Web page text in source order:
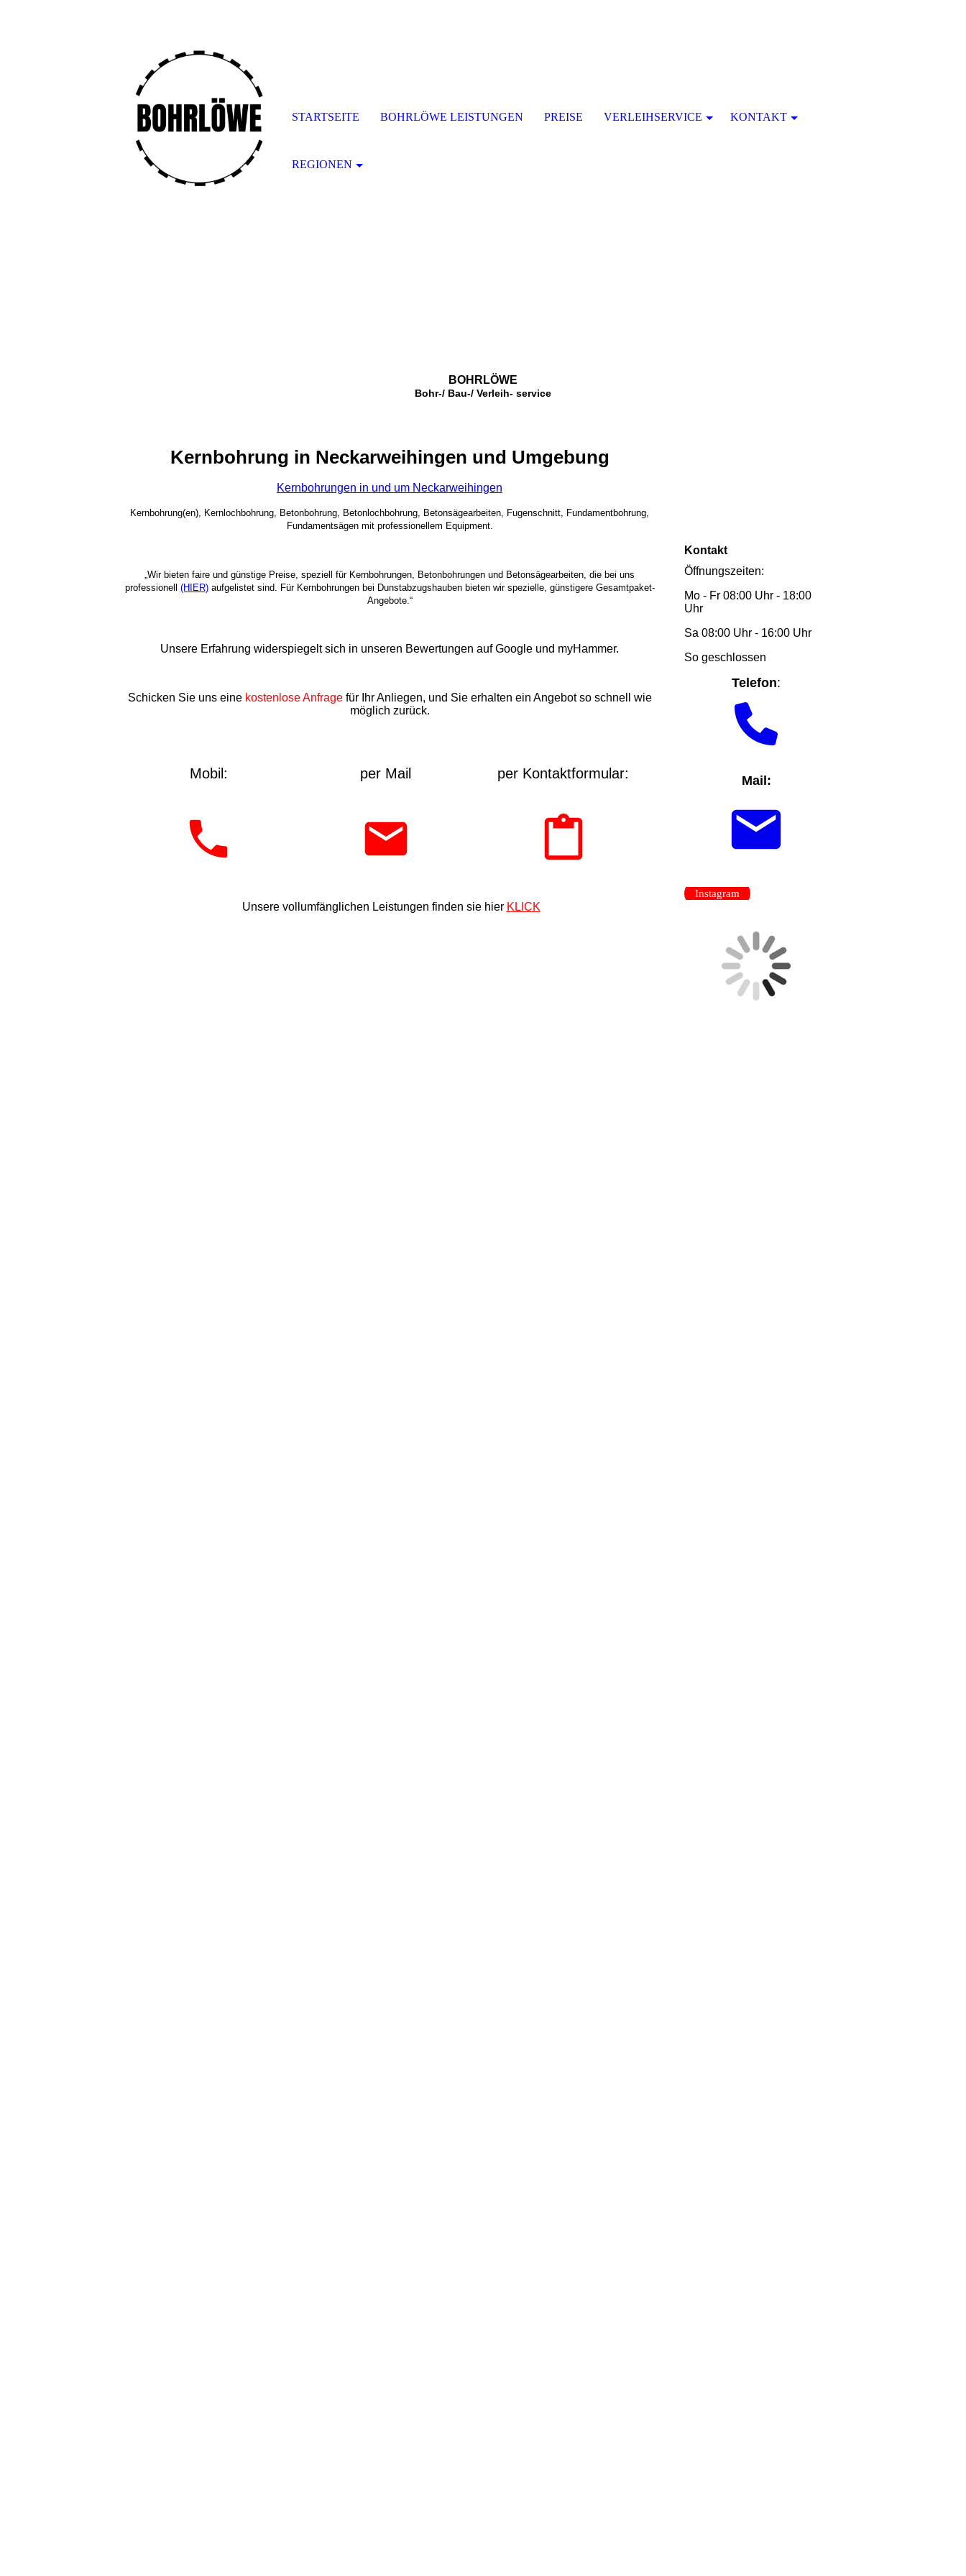
BOHRLÖWE
Bohr-/ Bau-/ Verleih- service
Kernbohrung in Neckarweihingen und Umgebung
Kernbohrungen in und um Neckarweihingen
Kernbohrung(en), Kernlochbohrung, Betonbohrung, Betonlochbohrung, Betonsägearbeiten, Fugenschnitt, Fundamentbohrung,
Fundamentsägen mit professionellem Equipment.
„Wir bieten faire und günstige Preise, speziell für Kernbohrungen, Betonbohrungen und Betonsägearbeiten, die bei uns
professionell (HIER)aufgelistet sind. Für Kernbohrungen bei Dunstabzugshauben bieten wir spezielle, günstigere Gesamtpaket-
Angebote.“
Unsere Erfahrung widerspiegelt sich in unseren Bewertungen auf Google und myHammer.
Schicken Sie uns eine kostenlose Anfragefür Ihr Anliegen, und Sie erhalten ein Angebot so schnell wie
möglich zurück.
Mobil: per Mail per Kontaktformular:
Unsere vollumfänglichen Leistungen finden sie hier KLICK
Kontakt
Öffnungszeiten:
Mo - Fr 08:00 Uhr - 18:00
Uhr
Sa 08:00 Uhr - 16:00 Uhr
So geschlossen
Telefon:
Mail:
Instagram
STARTSEITE BOHRLÖWE LEISTUNGEN PREISE VERLEIHSERVICE KONTAKT
REGIONEN